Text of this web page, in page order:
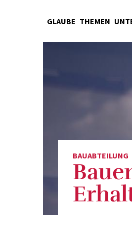
GLAUBE THEMEN
BAUABTEILUNG